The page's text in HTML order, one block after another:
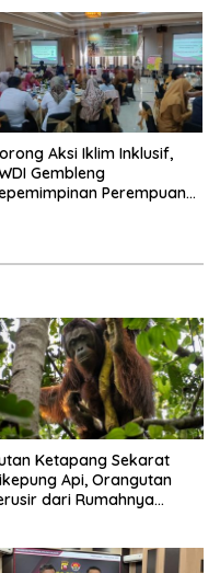
Aksi Iklim Inklusif,
Gembleng
Perempuan
Ketapang Sekarat
Api, Orangutan
dari Rumahnya